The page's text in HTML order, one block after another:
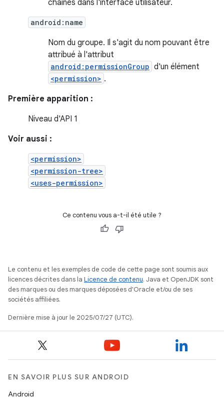
chaînes dans l'interface utilisateur.
android:name
Nom du groupe. Il s'agit du nom pouvant être
attribué à l'attribut
android:permissionGroup d'un élément
<permission> .
Première apparition :
Niveau d'API 1
Voir aussi :
<permission>
<permission-tree>
<uses-permission>
Ce contenu vous a-t-il été utile ?
Le contenu et les exemples de code de cette page sont soumis aux
licences décrites dans la Licence de contenu. Java et OpenJDK sont
des marques ou des marques déposées d'Oracle et/ou de ses
sociétés affiliées.
Dernière mise à jour le 2025/07/27 (UTC).
EN SAVOIR PLUS SUR ANDROID
Android